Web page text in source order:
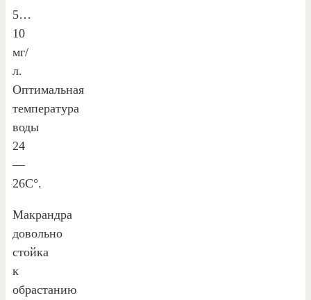
5…
10
мг/
л.
Оптимальная
температура
воды
24
—
26С°.
Макрандра
довольно
стойка
к
обрастанию